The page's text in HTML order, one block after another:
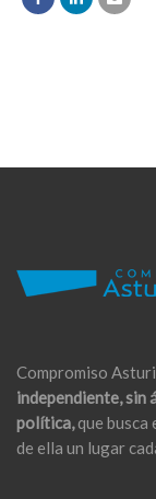
Compromiso
independiente, sin
política,que busca
de ella un lugar